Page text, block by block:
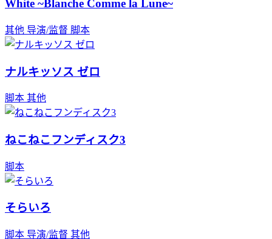
White ~Blanche Comme la Lune~
其他 导演/监督 脚本
ナルキッソス ゼロ
脚本 其他
ねこねこフンディスク3
脚本
そらいろ
脚本 导演/监督 其他